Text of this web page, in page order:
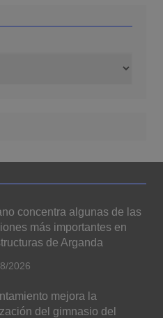
concentra algunas de las
más importantes en
de Arganda
2026
mejora la
del gimnasio del